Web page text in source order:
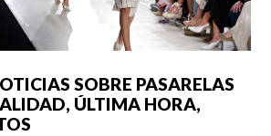
SOBRE PASARELAS
ÚLTIMA HORA,